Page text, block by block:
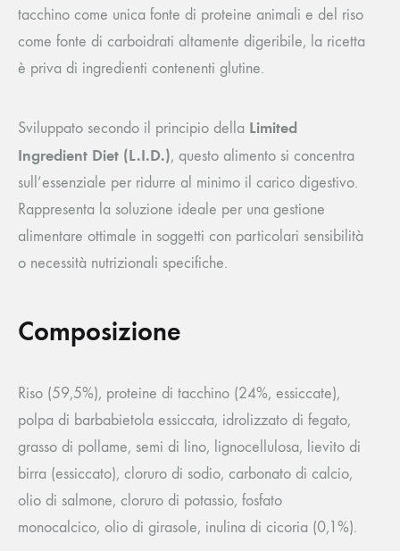
tacchino come unica fonte di proteine animali e del riso
come fonte di carboidrati altamente digeribile, la ricetta
è priva di ingredienti contenenti glutine.
Sviluppato secondo il principio della Limited
Ingredient Diet (L.I.D.), questo alimento si concentra
sull’essenziale per ridurre al minimo il carico digestivo.
Rappresenta la soluzione ideale per una gestione
alimentare ottimale in soggetti con particolari sensibilità
o necessità nutrizionali specifiche.
Composizione
Riso (59,5%), proteine di tacchino (24%, essiccate),
polpa di barbabietola essiccata, idrolizzato di fegato,
grasso di pollame, semi di lino, lignocellulosa, lievito di
birra (essiccato), cloruro di sodio, carbonato di calcio,
olio di salmone, cloruro di potassio, fosfato
monocalcico, olio di girasole, inulina di cicoria (0,1%).